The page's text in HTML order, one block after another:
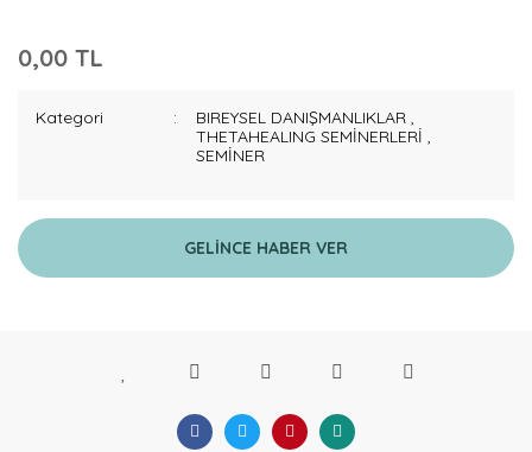
0,00 TL
Kategori BIREYSEL DANIŞMANLIKLAR ,
THETAHEALING SEMİNERLERİ ,
SEMİNER
GELİNCE HABER VER